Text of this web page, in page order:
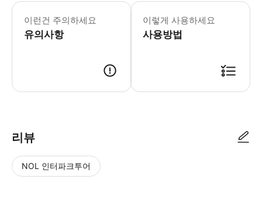
이런건 주의하세요
유의사항
이렇게 사용하세요
사용방법
리뷰
NOL 인터파크투어